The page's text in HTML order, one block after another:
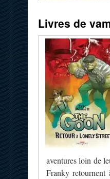
Livres de
aventures loin de
Franky retournent